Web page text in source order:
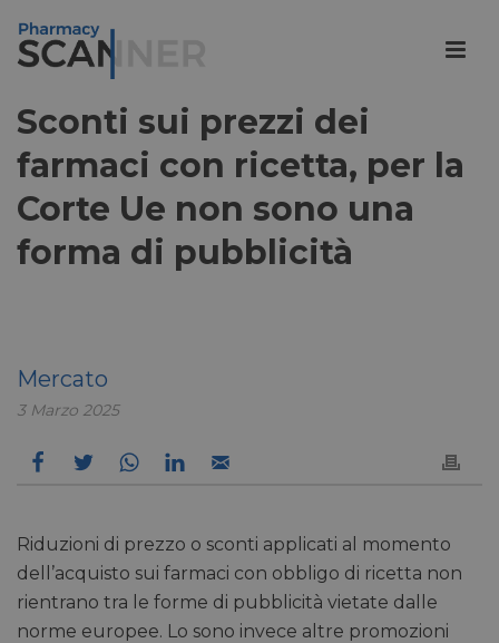
Sconti sui prezzi dei
farmaci con ricetta, per la
Corte Ue non sono una
forma di pubblicità
Mercato
3 Marzo 2025
Riduzioni di prezzo o sconti applicati al momento
dell’acquisto sui farmaci con obbligo di ricetta non
rientrano tra le forme di pubblicità vietate dalle
norme europee. Lo sono invece altre promozioni